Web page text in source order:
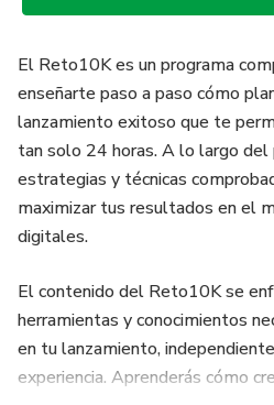
El Reto10K es un programa
enseñarte paso a paso cómo
lanzamiento exitoso que te
tan solo 24 horas. A lo largo del
estrategias y técnicas
maximizar tus resultados en el
digitales.
El contenido del Reto10K se
herramientas y conocimientos
en tu lanzamiento,
experiencia. Aprenderás cómo